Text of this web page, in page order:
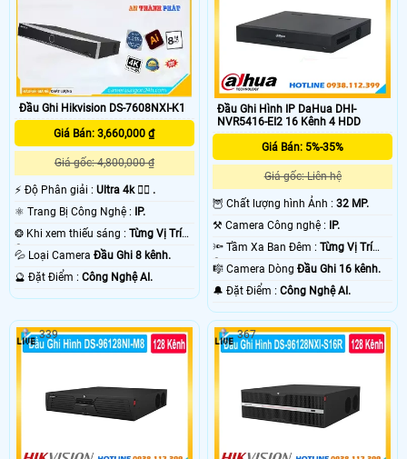
10.300.000 VNĐ
📀 Đầu ghi camera Ip (Network Video Recorder) gọi tắt là NVR là loại đầu
thu chuyên dụng sử dụng cho đầu ghi hình camera IP các loại hoặc cũng
có thể kết nối từ xa từ đầu ghi này sang đầu ghi khác đê lưu trữ dữ liệu từ
xa. Đầu ghi camera Ip hoặc động thu dữ liệu qua đường truyền mạng do đó
sử dủng đầu ghi IP không nhất thiết phải đặt đầu ghi IP ngay vị trí lắp
camera.
'
Đầu Ghi Hikvision DS-7608NXI-K1
Giá Bán: 3,660,000 ₫
Giá gốc: 4,800,000 ₫
️⚡ Độ Phân giải : Ultra 4k 👍🏾 .
⚛️ Trang Bị Công Nghệ :
IP.
❂ Khi xem thiếu sáng : Từng Vị Trí
Camera .
💦 Loại Camera Đầu Ghi 8 kênh.
️🔮 Đặt Điểm : Công Nghệ AI.
Đầu Ghi Hình IP DaHua DHI-
NVR5416-EI2 16 Kênh 4 HDD
Giá Bán: 5%-35%
Giá gốc: Liên hệ
🦉 Chất lượng hình Ảnh :32 MP.
⚒ Camera Công nghệ :
IP.
🔦 Tầm Xa Ban Đêm :Từng Vị Trí
Camera .
🎼️ Camera DòngĐầu Ghi 16 kênh.
️🔔 Đặt Điểm :Công Nghệ AI.
339 367